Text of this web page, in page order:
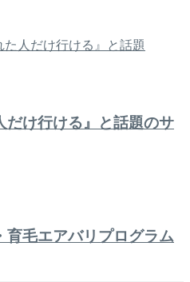
だけ行ける』と話題のサ
育毛エアバリプログラム